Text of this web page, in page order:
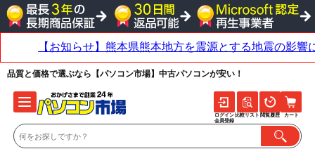
品質と価格で選ぶなら【パソコン市場】中古パソコンが安い！
ログイン
会員登録
比較リスト 閲覧履歴 カート